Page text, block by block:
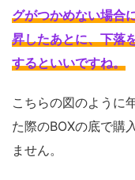
グがつかめない場合
昇したあとに、下落
するといいですね。
こちらの図のように
た際のBOXの底で購
ません。